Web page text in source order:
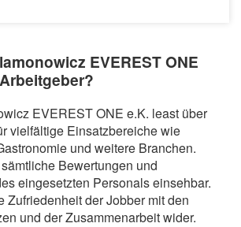
EVEREST ONE
EVEREST ONE e.K. least über
vielfältige Einsatzbereiche wie
und weitere Branchen.
Bewertungen und
eingesetzten Personals einsehbar.
Zufriedenheit der Jobber mit den
und der Zusammenarbeit wider.